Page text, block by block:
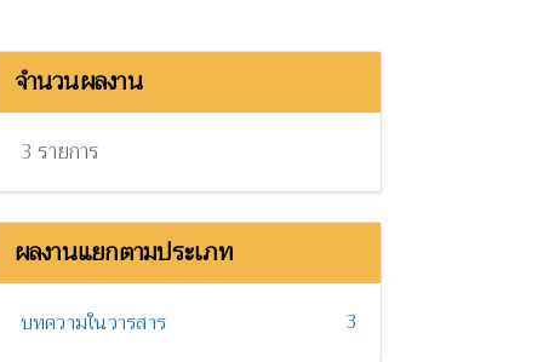
จำนวนผลงาน
3 รายการ
ผลงานแยกตามประเภท
บทความในวารสาร 3